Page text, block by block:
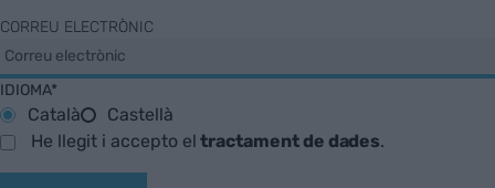
CORREU ELECTRÒNIC
IDIOMA*
Català
Castellà
He llegit i accepto eltractament de dades.